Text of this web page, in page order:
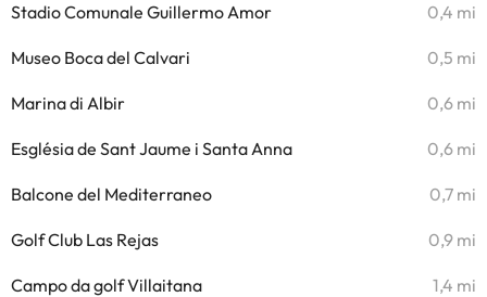
Stadio Comunale Guillermo Amor 0,4 mi
Museo Boca del Calvari 0,5 mi
Marina di Albir 0,6 mi
Església de Sant Jaume i Santa Anna 0,6 mi
Balcone del Mediterraneo 0,7 mi
Golf Club Las Rejas 0,9 mi
Campo da golf Villaitana 1,4 mi